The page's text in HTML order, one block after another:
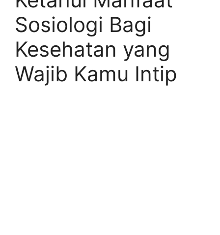
Sosiologi Bagi
Kesehatan yang
Wajib Kamu Intip